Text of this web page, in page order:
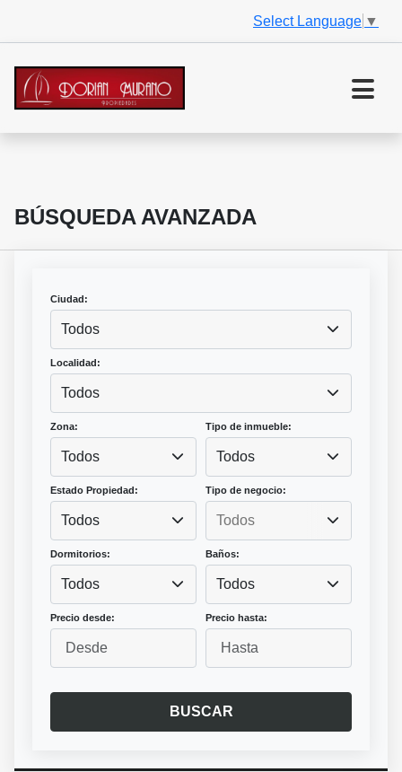
Select Language ▼
BÚSQUEDA AVANZADA
Ciudad:
Todos
Localidad:
Todos
Zona:
Todos
Tipo de inmueble:
Todos
Estado Propiedad:
Todos
Tipo de negocio:
Dormitorios:
Todos
Baños:
Todos
Precio desde: Precio hasta:
BUSCAR